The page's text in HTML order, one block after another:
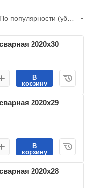
2020х30
В
корзину
2020х29
В
корзину
2020х28